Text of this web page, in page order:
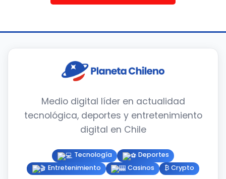
Medio digital líder en actualidad
tecnológica, deportes y entretenimiento
digital en Chile
Tecnología
Deportes
Entretenimiento
Casinos ₿ Crypto